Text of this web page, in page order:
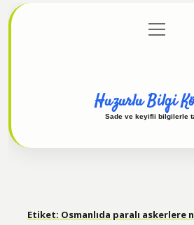
Gizlilik Politikası
menüyü
aç
Huzurlu Bilgi
Sade ve keyifli bilgilerle
Etiket: Osmanlıda paralı askerlere